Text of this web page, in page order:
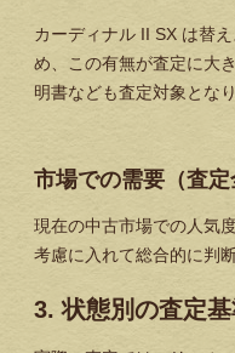
カーディナル II SX は替
め、この有無が査定に大
明書なども査定対象となり
市場での需要（査定
現在の中古市場での人気
考慮に入れて総合的に判
3. 状態別の査定